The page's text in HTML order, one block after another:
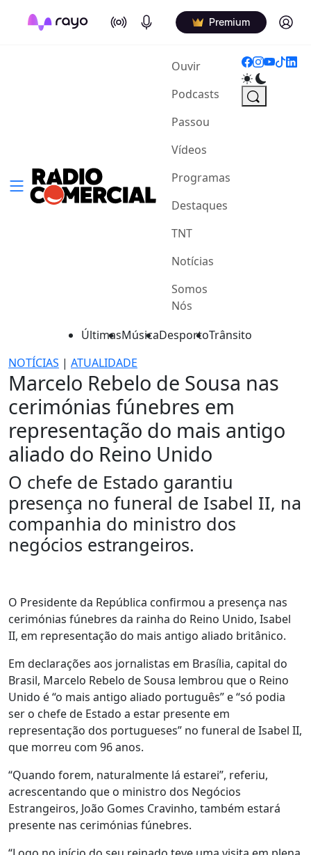
On Air Podcasts Premium Log in
Ouvir(current)
Podcasts
Passou
Vídeos
Programas
Destaques
TNT
Notícias
Somos
Nós
ÚltimasMúsicaDesportoTrânsito
NOTÍCIAS | ATUALIDADE
Marcelo Rebelo de Sousa nas
cerimónias fúnebres em
representação do mais antigo
aliado do Reino Unido
O chefe de Estado garantiu
presença no funeral de Isabel II, na
companhia do ministro dos
negócios estrangeiros.
O Presidente da República confirmou a presença nas
cerimónias fúnebres da rainha do Reino Unido, Isabel
II, em representação do mais antigo aliado britânico.
Em declarações aos jornalistas em Brasília, capital do
Brasil, Marcelo Rebelo de Sousa lembrou que o Reino
Unido é “o mais antigo aliado português” e “só podia
ser o chefe de Estado a estar presente em
representação dos portugueses” no funeral de Isabel II,
que morreu com 96 anos.
“Quando forem, naturalmente lá estarei”, referiu,
acrescentando que o ministro dos Negócios
Estrangeiros, João Gomes Cravinho, também estará
presente nas cerimónias fúnebres.